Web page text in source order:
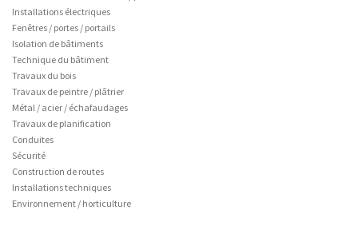
Installations électriques
Fenêtres / portes / portails
Isolation de bâtiments
Technique du bâtiment
Travaux du bois
Travaux de peintre / plâtrier
Métal / acier / échafaudages
Travaux de planification
Conduites
Sécurité
Construction de routes
Installations techniques
Environnement / horticulture